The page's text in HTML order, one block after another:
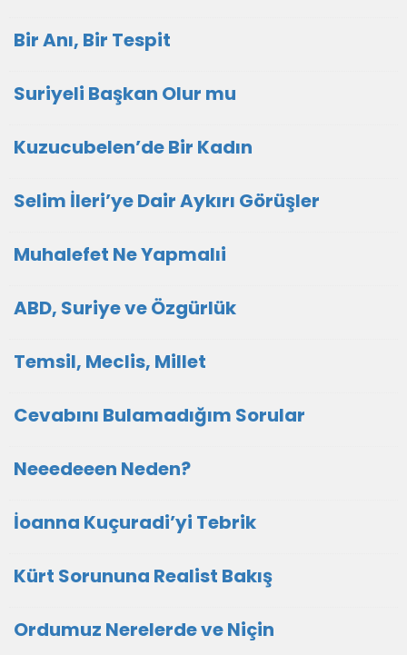
Bir Anı, Bir Tespit
Suriyeli Başkan Olur mu
Kuzucubelen’de Bir Kadın
Selim İleri’ye Dair Aykırı Görüşler
Muhalefet Ne Yapmalıi
ABD, Suriye ve Özgürlük
Temsil, Meclis, Millet
Cevabını Bulamadığım Sorular
Neeedeeen Neden?
İoanna Kuçuradi’yi Tebrik
Kürt Sorununa Realist Bakış
Ordumuz Nerelerde ve Niçin